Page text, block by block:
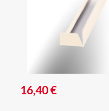
Regulärer Preis:
16,40 €